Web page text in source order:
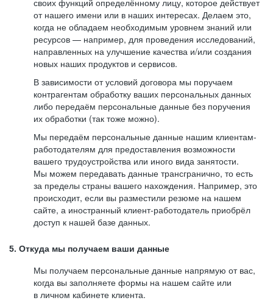
своих функций определённому лицу, которое действует
от нашего имени или в наших интересах. Делаем это,
когда не обладаем необходимым уровнем знаний или
ресурсов — например, для проведения исследований,
направленных на улучшение качества и/или создания
новых наших продуктов и сервисов.
В зависимости от условий договора мы поручаем
контрагентам обработку ваших персональных данных
либо передаём персональные данные без поручения
их обработки (так тоже можно).
Мы передаём персональные данные нашим клиентам-
работодателям для предоставления возможности
вашего трудоустройства или иного вида занятости.
Мы можем передавать данные трансгранично, то есть
за пределы страны вашего нахождения. Например, это
происходит, если вы разместили резюме на нашем
сайте, а иностранный клиент-работодатель приобрёл
доступ к нашей базе данных.
5. Откуда мы получаем ваши данные
Мы получаем персональные данные напрямую от вас,
когда вы заполняете формы на нашем сайте или
в личном кабинете клиента.